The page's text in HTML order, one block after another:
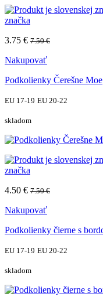
značka
3.75 € 7.50 €
Nakupovať
Podkolienky Čerešne Moe
EU 17-19 EU 20-22
skladom
značka
4.50 € 7.50 €
Nakupovať
Podkolienky čierne s
EU 17-19 EU 20-22
skladom